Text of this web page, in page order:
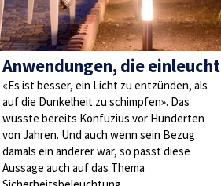
Anwendungen, die
«Es ist besser, ein Licht zu entzünden, als
auf die Dunkelheit zu schimpfen». Das
wusste bereits Konfuzius vor Hunderten
von Jahren. Und auch wenn sein Bezug
damals ein anderer war, so passt diese
Aussage auch auf das Thema